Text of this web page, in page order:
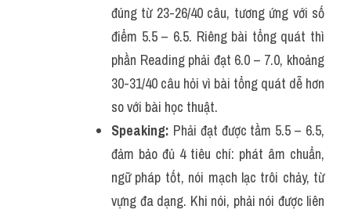
đúng từ 23-26/40 câu, tương ứng với số
điểm 5.5 – 6.5. Riêng bài tổng quát thì
phần Reading phải đạt 6.0 – 7.0, khoảng
30-31/40 câu hỏi vì bài tổng quát dễ hơn
so với bài học thuật.
Speaking: Phải đạt được tầm 5.5 – 6.5,
đảm bảo đủ 4 tiêu chí: phát âm chuẩn,
ngữ pháp tốt, nói mạch lạc trôi chảy, từ
vựng đa dạng. Khi nói, phải nói được liên